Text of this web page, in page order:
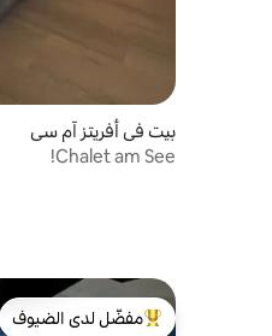
بيت في أفريتز آم سي
Chalet am See!
مفضّل لدى الضيوف